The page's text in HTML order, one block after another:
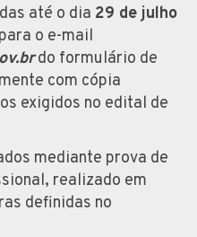
até o dia 29 de julho
o e-mail
do formulário de
com cópia
exigidos no edital de
mediante prova de
realizado em
definidas no